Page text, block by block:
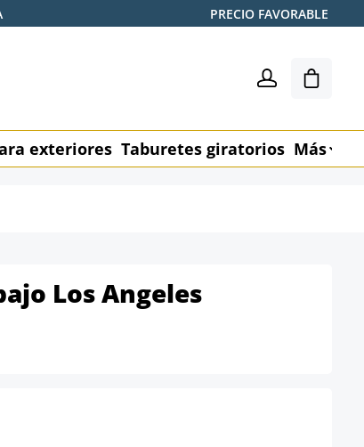
PRECIO FAVORABLE
El
exteriores Taburetes giratorios Más
Los Angeles